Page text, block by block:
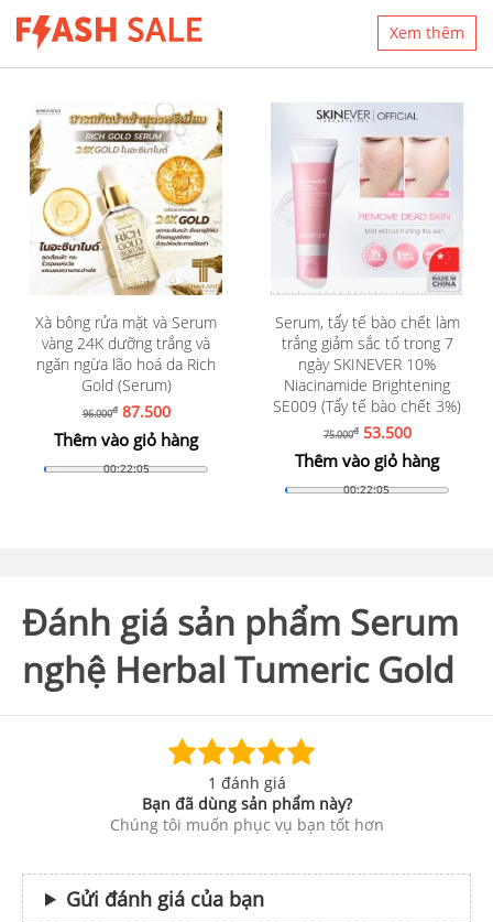
Xem thêm
Xà bông rửa mặt và Serum
vàng 24K dưỡng trắng và
ngăn ngừa lão hoá da Rich
Gold (Serum)
96.000đ87.500
Thêm vào giỏ hàng
00:22:03
Serum, tẩy tế bào chết làm
trắng giảm sắc tố trong 7
ngày SKINEVER 10%
Niacinamide Brightening
SE009 (Tẩy tế bào chết 3%)
75.000đ53.500
Thêm vào giỏ hàng
00:22:03
Đánh giá sản phẩm Serum
nghệ Herbal Tumeric Gold
1 đánh giá
Bạn đã dùng sản phẩm này?
Chúng tôi muốn phục vụ bạn tốt hơn
Gửi đánh giá của bạn